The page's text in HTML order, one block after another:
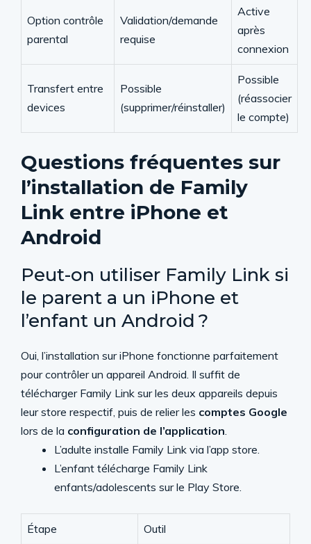
Option contrôle
parental
Validation/demande
requise
Active
après
connexion
Transfert entre
devices
Possible
(supprimer/réinstaller)
Possible
(réassocier
le compte)
Questions fréquentes sur
l’installation de Family
Link entre iPhone et
Android
Peut-on utiliser Family Link si
le parent a un iPhone et
l’enfant un Android ?
Oui, l’installation sur iPhone fonctionne parfaitement
pour contrôler un appareil Android. Il suffit de
télécharger Family Link sur les deux appareils depuis
leur store respectif, puis de relier les comptes Google
lors de la configuration de l’application.
L’adulte installe Family Link via l’app store.
L’enfant télécharge Family Link
enfants/adolescents sur le Play Store.
Étape Outil